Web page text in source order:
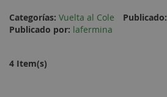
Categorías: Vuelta al Cole Publicado:
Publicado por: lafermina
4 Item(s)